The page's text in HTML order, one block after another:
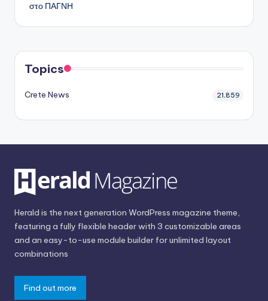
στο ΠΑΓΝΗ
Topics
Crete News 21,859
Herald is the next generation WordPress magazine theme,
featuring a fully flexible header with 3 customizable areas
and an easy-to-use module builder for unlimited layout
combinations
Find out more